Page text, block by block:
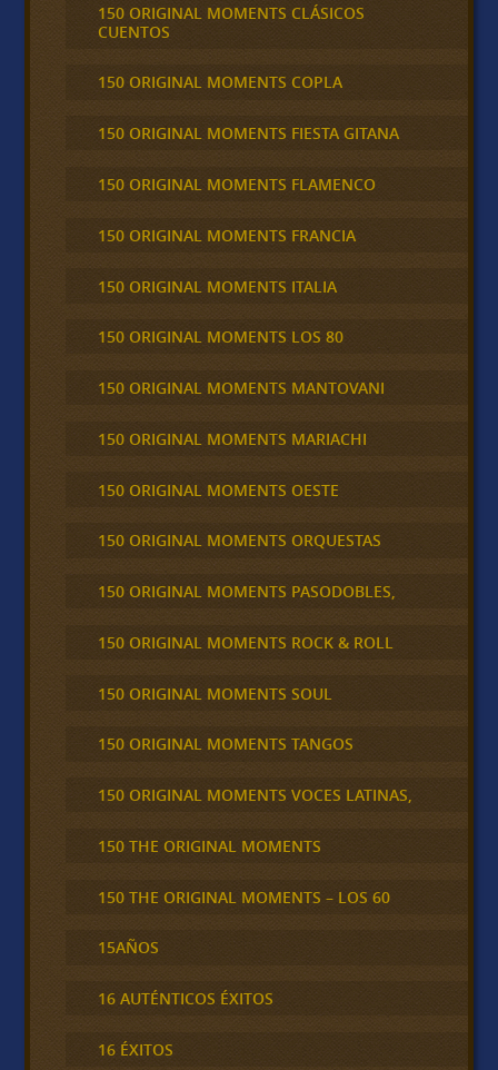
150 ORIGINAL MOMENTS CLÁSICOS
CUENTOS
150 ORIGINAL MOMENTS COPLA
150 ORIGINAL MOMENTS FIESTA GITANA
150 ORIGINAL MOMENTS FLAMENCO
150 ORIGINAL MOMENTS FRANCIA
150 ORIGINAL MOMENTS ITALIA
150 ORIGINAL MOMENTS LOS 80
150 ORIGINAL MOMENTS MANTOVANI
150 ORIGINAL MOMENTS MARIACHI
150 ORIGINAL MOMENTS OESTE
150 ORIGINAL MOMENTS ORQUESTAS
150 ORIGINAL MOMENTS PASODOBLES,
150 ORIGINAL MOMENTS ROCK & ROLL
150 ORIGINAL MOMENTS SOUL
150 ORIGINAL MOMENTS TANGOS
150 ORIGINAL MOMENTS VOCES LATINAS,
150 THE ORIGINAL MOMENTS
150 THE ORIGINAL MOMENTS – LOS 60
15AÑOS
16 AUTÉNTICOS ÉXITOS
16 ÉXITOS